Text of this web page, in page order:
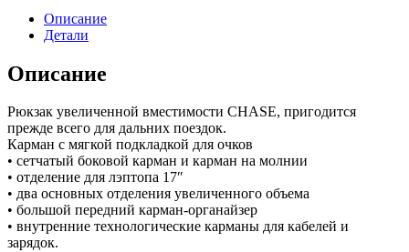
Описание
Детали
Описание
Рюкзак увеличенной вместимости CHASE, пригодится
прежде всего для дальних поездок.
Карман с мягкой подкладкой для очков
• сетчатый боковой карман и карман на молнии
• отделение для лэптопа 17″
• два основных отделения увеличенного объема
• большой передний карман-органайзер
• внутренние технологические карманы для кабелей и
зарядок.